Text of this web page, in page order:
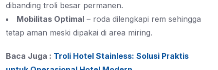
dibanding troli besar permanen.
Mobilitas Optimal – roda dilengkapi rem sehingga
tetap aman meski dipakai di area miring.
Baca Juga : Troli Hotel Stainless: Solusi Praktis